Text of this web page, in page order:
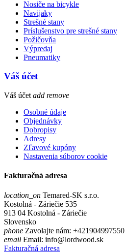
Nosiče na bicykle
Navijaky
Strešné stany
Príslušenstvo pre strešné stany
Požičovňa
Výpredaj
Pneumatiky
Váš účet
Váš účet add remove
Osobné údaje
Objednávky
Dobropisy
Adresy
Zľavové kupóny
Nastavenia súborov cookie
Fakturačná adresa
location_on Temared-SK s.r.o.
Kostolná - Záriečie 535
913 04 Kostolná - Záriečie
Slovensko
phone Zavolajte nám: +421904997550
email Email: info@lordwood.sk
Fakturačná adresa